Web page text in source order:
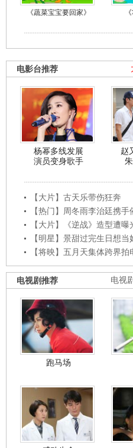
《蔬菜宝宝要回家》
电影台推荐
杨幂多线发展
演员变身歌手
赵
【大片】古天乐带伤狂奔
【热门】周冬雨李治廷携手
【大片】《逆战》造型遭曝
【明星】景甜过完生日想当
【将映】五月天集体跨界拍
电视
电视剧推荐
跑马场